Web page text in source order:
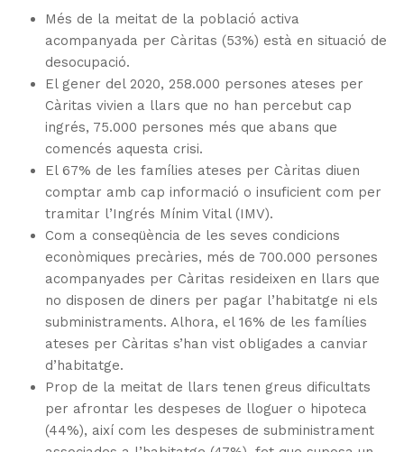
Més de la meitat de la població activa
acompanyada per Càritas (53%) està en situació de
desocupació.
El gener del 2020, 258.000 persones ateses per
Càritas vivien a llars que no han percebut cap
ingrés, 75.000 persones més que abans que
comencés aquesta crisi.
El 67% de les famílies ateses per Càritas diuen
comptar amb cap informació o insuficient com per
tramitar l’Ingrés Mínim Vital (IMV).
Com a conseqüència de les seves condicions
econòmiques precàries, més de 700.000 persones
acompanyades per Càritas resideixen en llars que
no disposen de diners per pagar l’habitatge ni els
subministraments. Alhora, el 16% de les famílies
ateses per Càritas s’han vist obligades a canviar
d’habitatge.
Prop de la meitat de llars tenen greus dificultats
per afrontar les despeses de lloguer o hipoteca
(44%), així com les despeses de subministrament